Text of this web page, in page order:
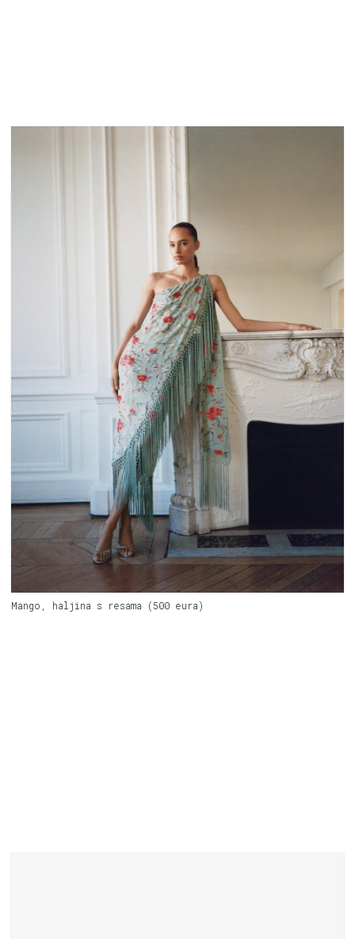
Mango, haljina s resama (500 eura)